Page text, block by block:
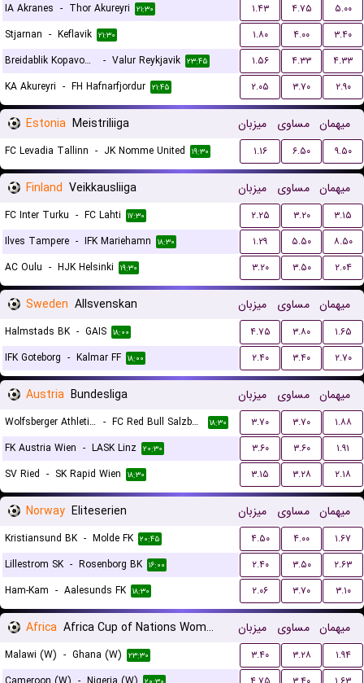
IA Akranes - Thor Akureyri ۲۱:۳۰ ۱.۴۳ ۴.۷۵
۵.۰۰
Stjarnan - Keflavik ۲۱:۳۰ ۱.۸۰ ۴.۰۰
۳.۴۰
Breidablik Kopavogur
- Valur Reykjavik ۲۳:۴۵ ۱.۵۶ ۴.۳۳
۴.۳۳
KA Akureyri - FH Hafnarfjordur ۲۱:۴۵ ۲.۰۵ ۳.۷۰ ۲.۹۰
Estonia Meistriliiga میزبان مساوی میهمان
FC Levadia Tallinn - JK Nomme United ۱۹:۳۰ ۱.۱۶ ۶.۵۰ ۹.۵۰
Finland Veikkausliiga میزبان مساوی میهمان
FC Inter Turku - FC Lahti ۱۷:۳۰ ۲.۲۵ ۳.۲۰
۳.۱۵
Ilves Tampere - IFK Mariehamn ۱۸:۳۰ ۱.۲۹ ۵.۵۰
۸.۵۰
AC Oulu - HJK Helsinki ۱۹:۳۰ ۳.۲۰ ۳.۵۰ ۲.۰۴
Sweden Allsvenskan میزبان مساوی میهمان
Halmstads BK - GAIS ۱۸:۰۰ ۴.۷۵ ۳.۸۰
۱.۶۵
IFK Goteborg - Kalmar FF ۱۸:۰۰ ۲.۴۰ ۳.۴۰ ۲.۷۰
Austria Bundesliga میزبان مساوی میهمان
Wolfsberger Athletik Club - FC Red Bull Salzburg ۱۸:۳۰ ۳.۷۰ ۳.۷۰
۱.۸۸
FK Austria Wien - LASK Linz ۲۰:۳۰ ۳.۶۰ ۳.۶۰
۱.۹۱
SV Ried - SK Rapid Wien ۱۸:۳۰ ۳.۱۵ ۳.۲۸ ۲.۱۸
Norway Eliteserien میزبان مساوی میهمان
Kristiansund BK - Molde FK ۲۰:۴۵ ۴.۵۰ ۴.۰۰
۱.۶۷
Lillestrom SK - Rosenborg BK ۱۶:۰۰ ۲.۴۰ ۳.۵۰
۲.۶۳
Ham-Kam - Aalesunds FK ۱۸:۳۰ ۲.۰۶ ۳.۷۰ ۳.۱۰
Africa Africa Cup of Nations Women میزبان مساوی میهمان
Malawi (W) - Ghana (W) ۲۳:۳۰ ۳.۴۰ ۳.۲۸
۱.۹۴